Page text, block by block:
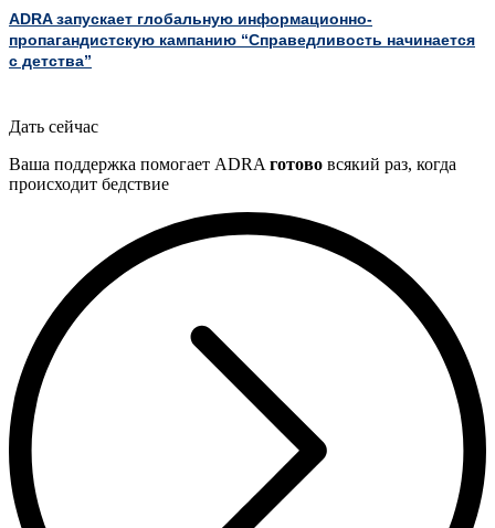
ADRA запускает глобальную информационно-
пропагандистскую кампанию “Справедливость начинается
с детства”
Дать сейчас
Ваша поддержка помогает ADRA готово всякий раз, когда
происходит бедствие